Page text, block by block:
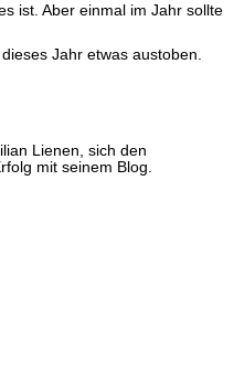
ist. Aber einmal im Jahr sollte
Jahr etwas austoben.
Lienen, sich den
mit seinem Blog.